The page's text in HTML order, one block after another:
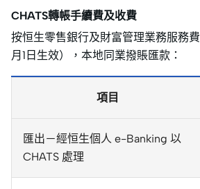
CHATS轉帳手續費及收費
按恒生零售銀行及財富管理業務服務
月1日生效），本地同業撥賬匯款：
項目
匯出－經恒生個人 e-Banking 以
CHATS 處理